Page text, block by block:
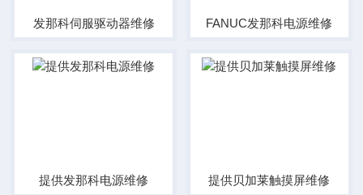
发那科伺服驱动器维修 FANUC发那科电源维修
提供发那科电源维修 提供贝加莱触摸屏维修